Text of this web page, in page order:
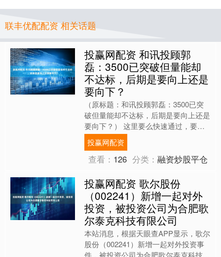
联丰优配配资 相关话题
投赢网配资 和讯投顾郭
磊：3500已突破但量能却
不达标，后期是要向上还是
要向下？
（原标题：和讯投顾郭磊：3500已突
破但量能却不达标，后期是要向上还是
要向下？） 这里要么快速通过，要么
给压回来，有一个一分钟级别的走势类
型下，3512这个地方....
投赢网配资
查看： 126 分类：融资炒股平仓
投赢网配资 歌尔股份
（002241）新增一起对外
投资，被投资公司为合肥歌
尔泰克科技有限公司
本站消息，根据天眼查APP显示，歌尔
股份（002241）新增一起对外投资事
件，被投资公司为合肥歌尔泰克科技有